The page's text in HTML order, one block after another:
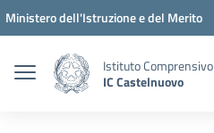
Vai ai contenuti
Vai al menu di navigazione
Vai al footer
Ministero dell'Istruzione e del Merito
Istituto Comprensivo
IC Castelnuovo